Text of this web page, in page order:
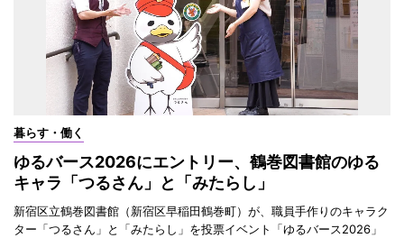
暮らす・働く
ゆるバース2026にエントリー、鶴巻図書館のゆる
キャラ「つるさん」と「みたらし」
新宿区立鶴巻図書館（新宿区早稲田鶴巻町）が、職員手作りのキャラク
ター「つるさん」と「みたらし」を投票イベント「ゆるバース2026」